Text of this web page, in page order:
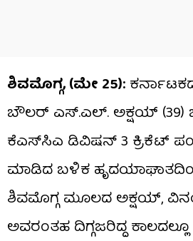
ಶಿವಮೊಗ್ಗ, (ಮೇ 25):
ಬೌಲರ್ ಎಸ್.ಎಲ್. ಅಕ್ಷಯ್ (39)
ಕೆಎಸ್‌ಸಿಎ ಡಿವಿಷನ್ 3 ಕ್ರಿಕೆಟ್
ಮಾಡಿದ ಬಳಿಕ
ಶಿವಮೊಗ್ಗ ಮೂಲದ ಅಕ್ಷಯ್,
ಅವರಂತಹ ದಿಗ್ಗಜರಿದ್ದ